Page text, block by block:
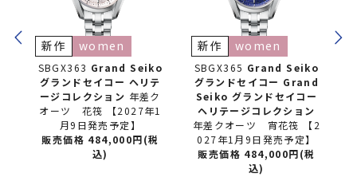
Grand Seiko
ヘリテ
年差ク
【2027年1
円(税
SBGX365 Grand Seiko
グランドセイコー
Grand
Seiko グランドセイコー
ヘリテージコレクション
年差クオーツ 宵花筏 【2
027年1月9日発売予定】
新作
販売価格 484,000円(税
SBGA201 Grand
グランドセイコー
ージコレクション
リングドライ
販売価格